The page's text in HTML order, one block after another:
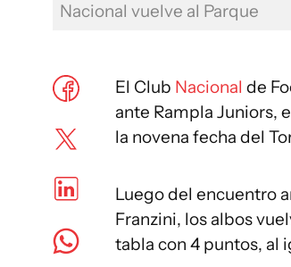
Nacional vuelve al Parque
El Club Nacional de
ante Rampla Juniors,
la novena fecha del
Luego del encuentro
Franzini, los albos
tabla con 4 puntos, al